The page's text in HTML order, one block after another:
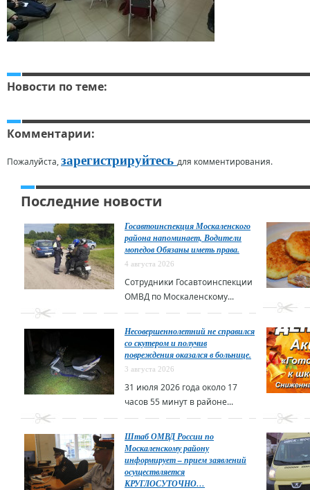
Новости по теме:
Комментарии:
Пожалуйста,зарегистрируйтесь для комментирования.
Последние новости
Госавтоинспекция Москаленского
района напоминает, Водители
мопедов Обязаны иметь права.
4 августа 2026
Сотрудники Госавтоинспекции
ОМВД по Москаленскому...
Несовершеннолетний не справился
со скутером и получив
повреждения оказался в больнице.
3 августа 2026
31 июля 2026 года около 17
часов 55 минут в районе...
Штаб ОМВД России по
Москаленскому району
информирует – прием заявлений
осуществляется
КРУГЛОСУТОЧНО…